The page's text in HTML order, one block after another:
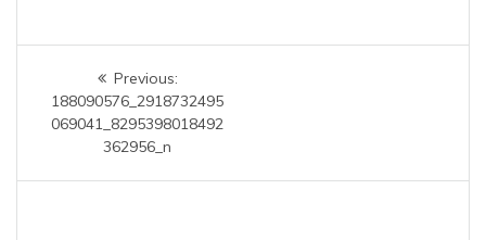
Navigation
de
l’article
Previous:Previous
post:
188090576_2918732495
069041_8295398018492
362956_n